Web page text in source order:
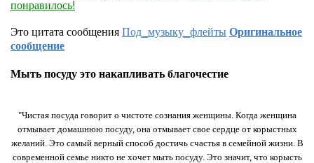
понравилось!
Это цитата сообщенияПод_музыку_флейтыОригинальное
сообщение
Мыть посуду это накапливать благочестие
"Чистая посуда говорит о чистоте сознания женщины. Когда женщина
отмывает домашнюю посуду, она отмывает свое сердце от корыстных
желаний. Это самый верный способ достичь счастья в семейной жизни. В
современной семье никто не хочет мыть посуду. Это значит, что корысть